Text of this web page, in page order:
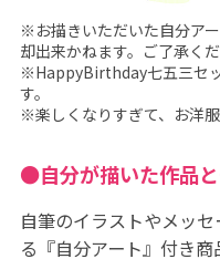
※お描きいただいた自分ア
却出来かねます。ご了承くだ
※HappyBirthday七五三セ
す。
※楽しくなりすぎて、お洋
●自分が描いた作品と
自筆のイラストやメッ
る『自分アート』付き商